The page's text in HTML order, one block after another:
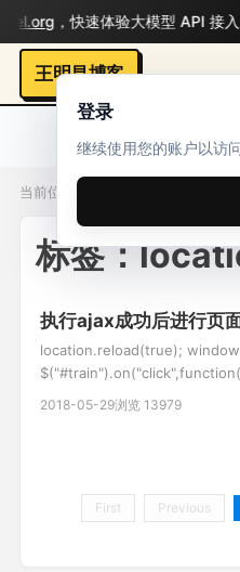
登录
继续使用您的账户以访
，快速体验大模型 API 接入服
王明昌博客
当前位置：标签 / location
标签：
执行ajax成功后进行页
location.reload(true);
var is_ok = $("#is_ok").val();
2018-05-29浏览 13979
First Previous